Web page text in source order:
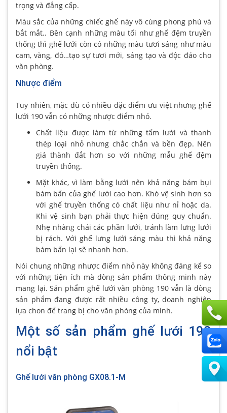
trọng và đẳng cấp.
Màu sắc của những chiếc ghế này vô cùng phong phú và
bắt mắt.. Bên cạnh những màu tối như ghế đệm truyền
thống thì ghế lưới còn có những màu tươi sáng như màu
cam, vàng, đỏ…tạo sự tươi mới, sáng tạo và độc đáo cho
văn phòng.
Nhược điểm
Tuy nhiên, mặc dù có nhiều đặc điểm ưu việt nhưng ghế
lưới 190 vẫn có những nhược điểm nhỏ.
Chất liệu được làm từ những tấm lưới và thanh
thép loại nhỏ nhưng chắc chắn và bền đẹp. Nên
giá thành đắt hơn so với những mẫu ghế đệm
truyền thống.
Mặt khác, vì làm bằng lưới nên khả năng bám bụi
bám bẩn của ghế lưới cao hơn. Khó vệ sinh hơn so
với ghế truyền thống có chất liệu như nỉ hoặc da.
Khi vệ sinh bạn phải thực hiện đúng quy chuẩn.
Nhẹ nhàng chải các phần lưới, tránh làm lưng lưới
bị rách. Với ghế lưng lưới sáng màu thì khả năng
bám bẩn lại sẽ nhanh hơn.
Nói chung những nhược điểm nhỏ này không đáng kể so
với những tiện ích mà dòng sản phẩm thông minh này
mang lại. Sản phẩm ghế lưới văn phòng 190 vẫn là dòng
sản phẩm đang được rất nhiều công ty, doanh nghiệp
lựa chon để trang bị cho văn phòng của mình.
Một số sản phẩm ghế lưới 190
nổi bật
Ghế lưới văn phòng GX08.1-M